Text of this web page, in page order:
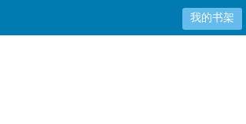
我的书架